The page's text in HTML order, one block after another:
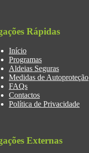
Rápidas
Início
Programas
Aldeias Seguras
Medidas de Autoproteção
FAQs
Contactos
Política de Privacidade
Externas